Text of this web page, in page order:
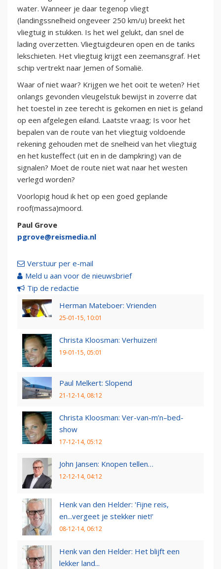
water. Wanneer je daar tegenop vliegt
(landingssnelheid ongeveer 250 km/u) breekt het
vliegtuig in stukken. Is het wel gelukt, dan snel de
lading overzetten. Vliegtuigdeuren open en de tanks
lekschieten. Het vliegtuig krijgt een zeemansgraf. Het
schip vertrekt naar Jemen of Somalië.
Waar of niet waar? Krijgen we het ooit te weten? Het
onlangs gevonden vleugelstuk bewijst in zoverre dat
het toestel in zee terecht is gekomen en niet is geland
op een afgelegen eiland. Laatste vraag; Is voor het
bepalen van de route van het vliegtuig voldoende
rekening gehouden met de snelheid van het vliegtuig
en het kusteffect (uit en in de dampkring) van de
signalen? Moet de route niet wat naar het westen
verlegd worden?
Voorlopig houd ik het op een goed geplande
roof(massa)moord.
Paul Grove
pgrove@reismedia.nl
Verstuur per e-mail
Meld u aan voor de nieuwsbrief
Tip de redactie
Herman Mateboer: Vrienden
25-01-15, 10:01
Christa Kloosman: Verhuizen!
19-01-15, 05:01
Paul Melkert: Slopend
21-12-14, 08:12
Christa Kloosman: Ver-van-m’n–bed-
show
17-12-14, 05:12
John Jansen: Knopen tellen…
12-12-14, 04:12
Henk van den Helder: 'Fijne reis,
en...vergeet je stekker niet!'
08-12-14, 06:12
Henk van den Helder: Het blijft een
lekker land...